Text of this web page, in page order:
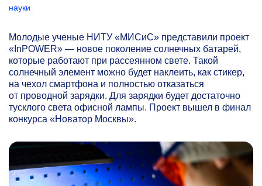
науки
Молодые ученые НИТУ «МИСиС» представили проект
«InPOWER» — новое поколение солнечных батарей,
которые работают при рассеянном свете. Такой
солнечный элемент можно будет наклеить, как стикер,
на чехол смартфона и полностью отказаться
от проводной зарядки. Для зарядки будет достаточно
тусклого света офисной лампы. Проект вышел в финал
конкурса «Новатор Москвы».